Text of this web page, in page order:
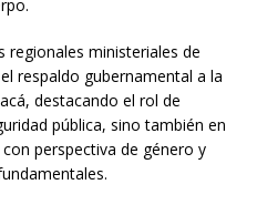
regionales ministeriales de
respaldo gubernamental a la
destacando el rol de
pública, sino también en
perspectiva de género y